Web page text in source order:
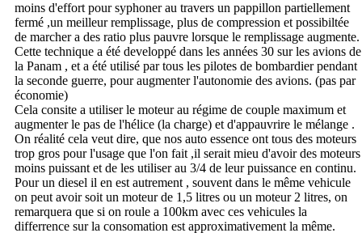
moins d'effort pour syphoner au travers un pappillon partiellement
fermé ,un meilleur remplissage, plus de compression et possibiltée
de marcher a des ratio plus pauvre lorsque le remplissage augmente.
Cette technique a été developpé dans les années 30 sur les avions de
la Panam , et a été utilisé par tous les pilotes de bombardier pendant
la seconde guerre, pour augmenter l'autonomie des avions. (pas par
économie)
Cela consite a utiliser le moteur au régime de couple maximum et
augmenter le pas de l'hélice (la charge) et d'appauvrire le mélange .
On réalité cela veut dire, que nos auto essence ont tous des moteurs
trop gros pour l'usage que l'on fait ,il serait mieu d'avoir des moteurs
moins puissant et de les utiliser au 3/4 de leur puissance en continu.
Pour un diesel il en est autrement , souvent dans le même vehicule
on peut avoir soit un moteur de 1,5 litres ou un moteur 2 litres, on
remarquera que si on roule a 100km avec ces vehicules la
differrence sur la consomation est approximativement la même.